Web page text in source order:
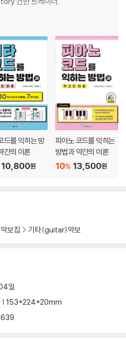
로 안내하는 특수법칙 69
음 이외의 음들을 반음 내린다 70
하면 71
면 73
82
좋다 85
생략법칙 91
드를 익히는 방
간의 이론
10,800원
피아노 코드를 익히는
방법과 약간의 이론
13,500원
10%
보집 기타(guitar)악보
일
| 153*224*20mm